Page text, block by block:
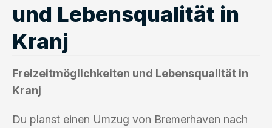
und Lebensqualität in
Kranj
Freizeitmöglichkeiten und Lebensqualität in
Kranj
Du planst einen Umzug von Bremerhaven nach